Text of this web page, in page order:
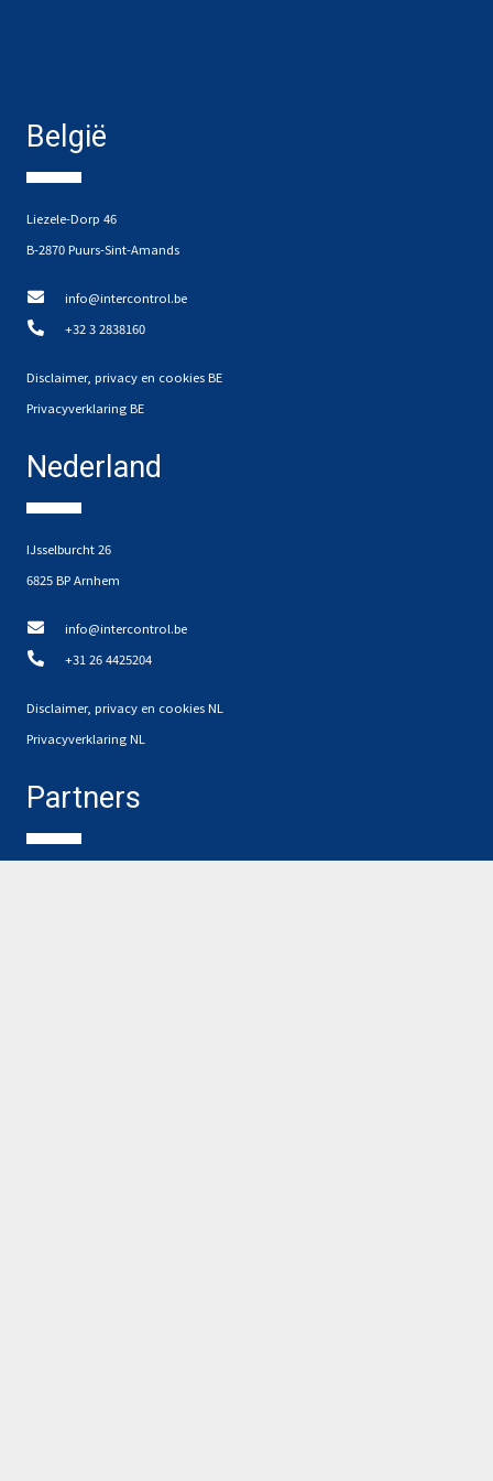
België
Liezele-Dorp 46
B-2870 Puurs-Sint-Amands
info@intercontrol.be
+32 3 2838160
Disclaimer, privacy en cookies BE
Privacyverklaring BE
Nederland
IJsselburcht 26
6825 BP Arnhem
info@intercontrol.be
+31 26 4425204
Disclaimer, privacy en cookies NL
Privacyverklaring NL
Partners